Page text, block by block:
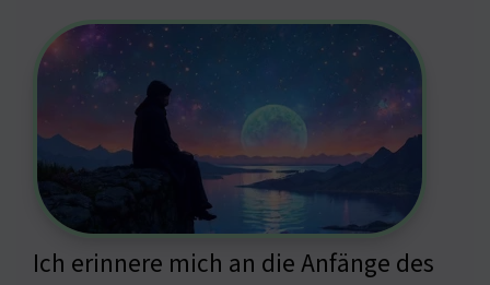
Ich erinnere mich an die Anfänge des